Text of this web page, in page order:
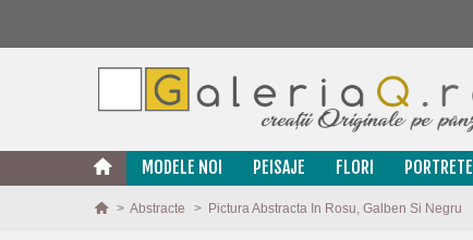
MODELE NOI PEISAJE FLORI PORTRETE
> Abstracte > Pictura Abstracta In Rosu, Galben Si Negru